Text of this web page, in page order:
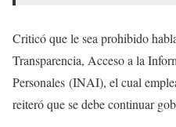
Criticó que le sea prohibido
Transparencia, Acceso a la
Personales (INAI), el cual
reiteró que se debe continuar